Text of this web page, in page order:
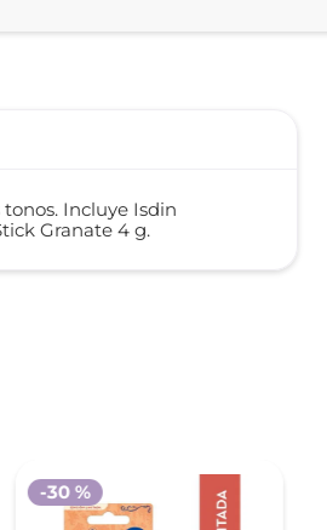
Incluye Isdin
Granate 4 g.
-30 %